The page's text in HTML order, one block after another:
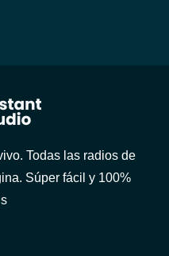
Todas las radios de
Súper fácil y 100%